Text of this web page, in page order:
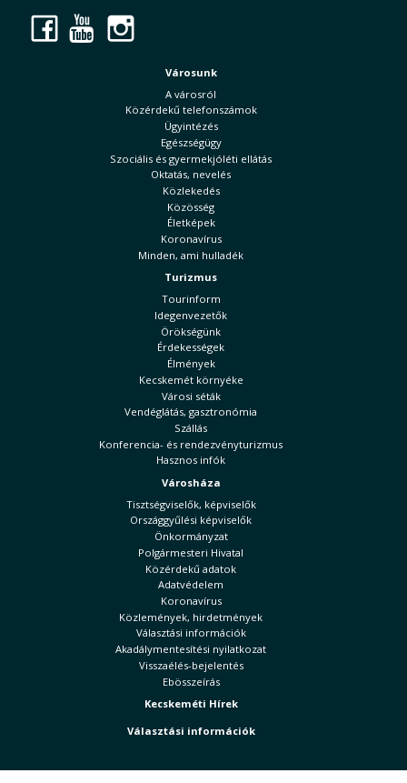
Facebook
YouTube
Városunk
A városról
Közérdekű telefonszámok
Ügyintézés
Egészségügy
Szociális és gyermekjóléti ellátás
Oktatás, nevelés
Közlekedés
Közösség
Életképek
Koronavírus
Minden, ami hulladék
Turizmus
Tourinform
Idegenvezetők
Örökségünk
Érdekességek
Élmények
Kecskemét környéke
Városi séták
Vendéglátás, gasztronómia
Szállás
Konferencia- és rendezvényturizmus
Hasznos infók
Városháza
Tisztségviselők, képviselők
Országgyűlési képviselők
Önkormányzat
Polgármesteri Hivatal
Közérdekű adatok
Adatvédelem
Koronavírus
Közlemények, hirdetmények
Választási információk
Akadálymentesítési nyilatkozat
Visszaélés-bejelentés
Ebösszeírás
Kecskeméti Hírek
Választási információk